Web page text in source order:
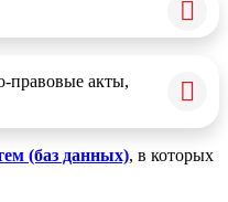
правовые акты,
(баз данных), в которых